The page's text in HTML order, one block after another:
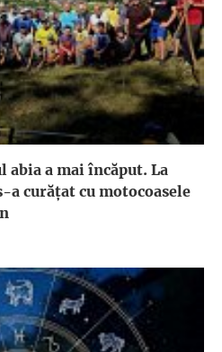
abia a mai încăput. La
curățat cu motocoasele